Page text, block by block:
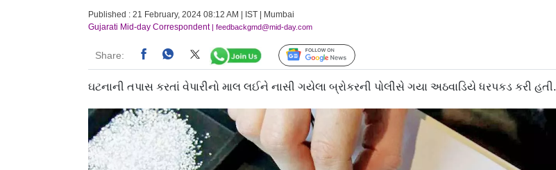
Published : 21 February, 2024 08:12 AM | IST | Mumbai
Gujarati Mid-day Correspondent| feedbackgmd@mid-day.com
Share: Follow Us
ઘટનાની તપાસ કરતાં વેપારીનો માલ લઈને નાસી ગયેલા બ્રોકરની પોલીસે ગયા અઠવાડિયે ધરપકડ કરી હતી.